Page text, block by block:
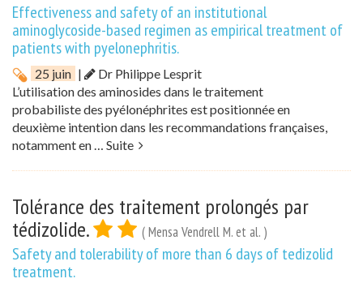
Effectiveness and safety of an institutional
aminoglycoside-based regimen as empirical treatment of
patients with pyelonephritis.
25 juin |
Dr Philippe Lesprit
L’utilisation des aminosides dans le traitement
probabiliste des pyélonéphrites est positionnée en
deuxième intention dans les recommandations françaises,
notamment en … Suite
Tolérance des traitement prolongés par
tédizolide.
( Mensa Vendrell M. et al. )
Safety and tolerability of more than 6 days of tedizolid
treatment.